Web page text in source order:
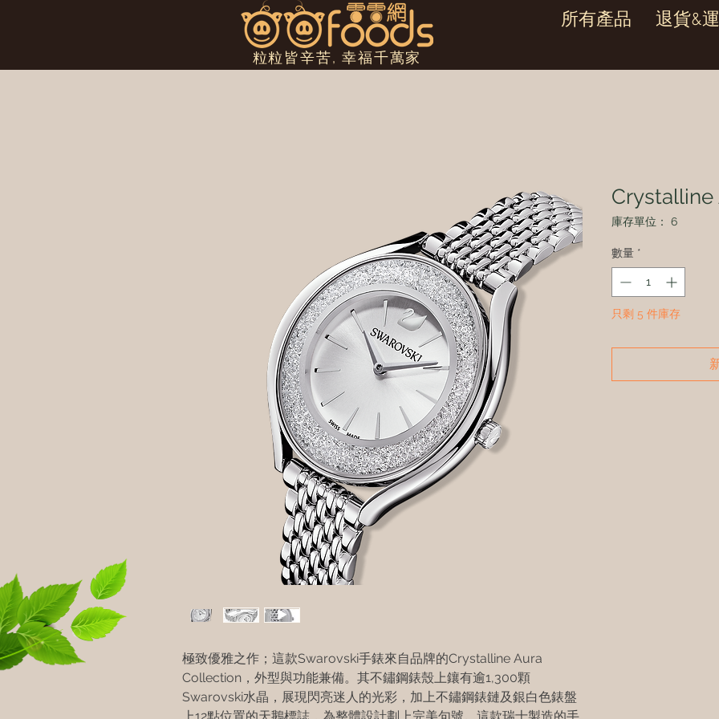
粒粒皆辛苦, 幸福千萬家
所有產品 退貨&
極致優雅之作；這款Swarovski手錶來自品牌的Crystalline Aura
Collection，外型與功能兼備。其不鏽鋼錶殼上鑲有逾1,300顆
Swarovski水晶，展現閃亮迷人的光彩，加上不鏽鋼錶鏈及銀白色錶盤
Crystalline
庫存單位： 6
數量 *
只剩 5 件庫存